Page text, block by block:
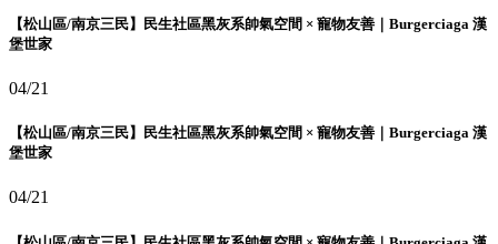
【松山區/南京三民】民生社區黑灰系帥氣空間 × 寵物友善｜Burgerciaga 漢
堡世家
04/21
【松山區/南京三民】民生社區黑灰系帥氣空間 × 寵物友善｜Burgerciaga 漢
堡世家
04/21